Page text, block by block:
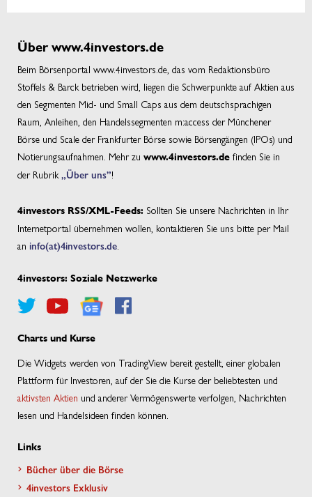
Über www.4investors.de
Beim Börsenportal www.4investors.de, das vom Redaktionsbüro
Stoffels & Barck betrieben wird, liegen die Schwerpunkte auf Aktien aus
den Segmenten Mid- und Small Caps aus dem deutschsprachigen
Raum, Anleihen, den Handelssegmenten m:access der Münchener
Börse und Scale der Frankfurter Börse sowie Börsengängen (IPOs) und
Notierungsaufnahmen. Mehr zu www.4investors.de finden Sie in
der Rubrik „Über uns”!
4investors RSS/XML-Feeds: Sollten Sie unsere Nachrichten in Ihr
Internetportal übernehmen wollen, kontaktieren Sie uns bitte per Mail
an info(at)4investors.de
4investors: Soziale Netzwerke
Charts und Kurse
Die Widgets werden von TradingView bereit gestellt, einer globalen
Plattform für Investoren, auf der Sie die Kurse der beliebtesten und
aktivsten Aktien und anderer Vermögenswerte verfolgen, Nachrichten
lesen und Handelsideen finden können.
Links
Bücher über die Börse
4investors Exklusiv